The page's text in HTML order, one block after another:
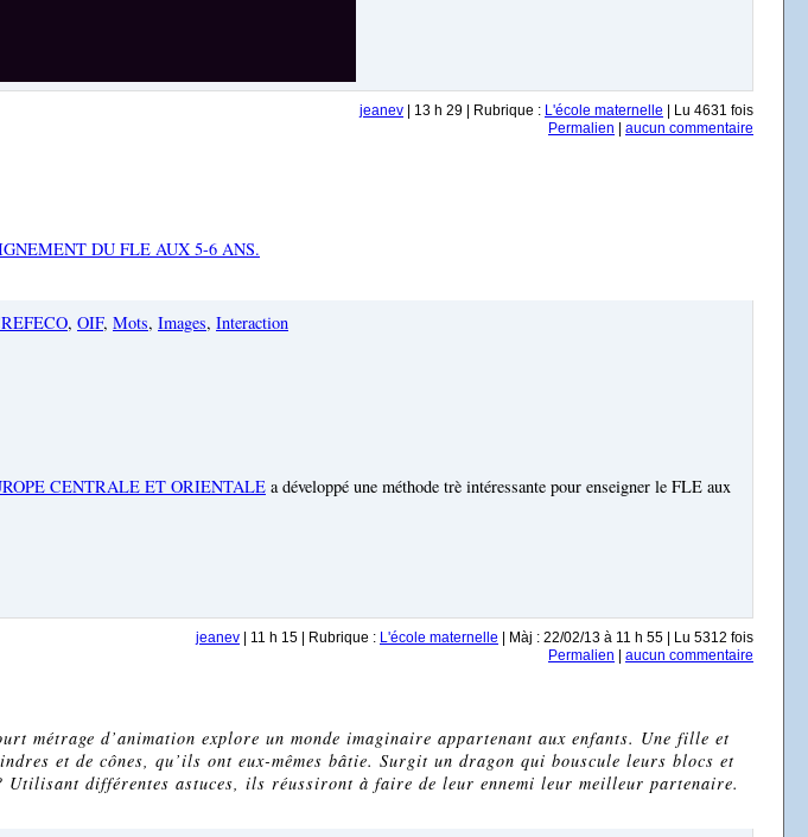
jeanev | 13 h 29 | Rubrique : L'école maternelle | Lu 4631 fois
Permalien
aucun commentaire
DU FLE AUX 5-6 ANS.
, OIF, Mots, Images, Interaction
CENTRALE ET ORIENTALE a développé une méthode trè intéressante pour enseigner le FLE aux
jeanev | 11 h 15 | Rubrique : L'école maternelle | Màj : 22/02/13 à 11 h 55 | Lu 5312 fois
Permalien
aucun commentaire
métrage d’animation explore un monde imaginaire appartenant aux enfants. Une fille et
et de cônes, qu’ils ont eux-mêmes bâtie. Surgit un dragon qui bouscule leurs blocs et
Utilisant différentes astuces, ils réussiront à faire de leur ennemi leur meilleur partenaire.